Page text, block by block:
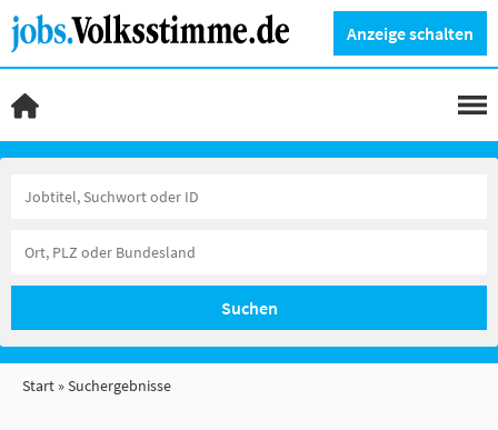
Anzeige schalten
Suchen
Start Suchergebnisse